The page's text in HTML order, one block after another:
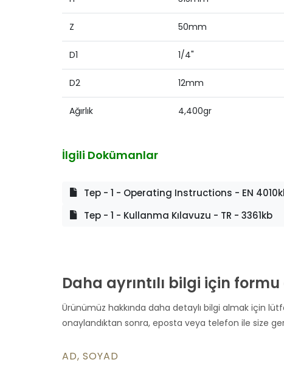
Z 50mm
D1 1/4"
D2 12mm
Ağırlık 4,400gr
İlgili Dokümanlar
Tep - 1 - Operating Instructions - EN
Tep - 1 - Kullanma Kılavuzu - TR - 3361kb
Daha ayrıntılı bilgi için
Ürünümüz hakkında daha detaylı bilgi almak için
onaylandıktan sonra, eposta veya telefon ile size
AD, SOYAD